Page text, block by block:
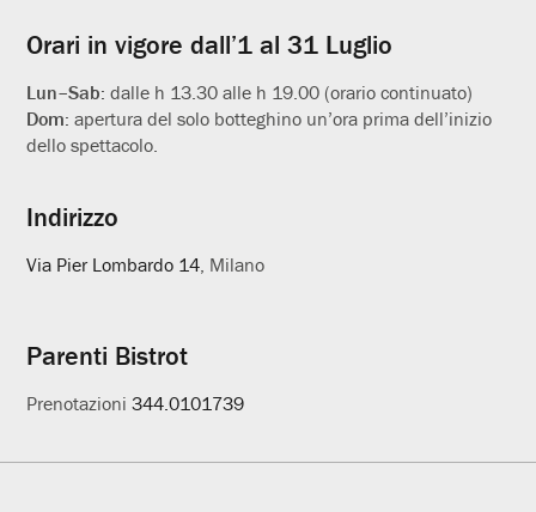
Orari in vigore dall’1 al 31 Luglio
Lun–Sab:dalle h 13.30 alle h 19.00 (orario continuato)
Dom:apertura del solo botteghino un’ora prima dell’inizio
dello spettacolo.
Indirizzo
Via Pier Lombardo 14, Milano
Parenti Bistrot
Prenotazioni344.0101739